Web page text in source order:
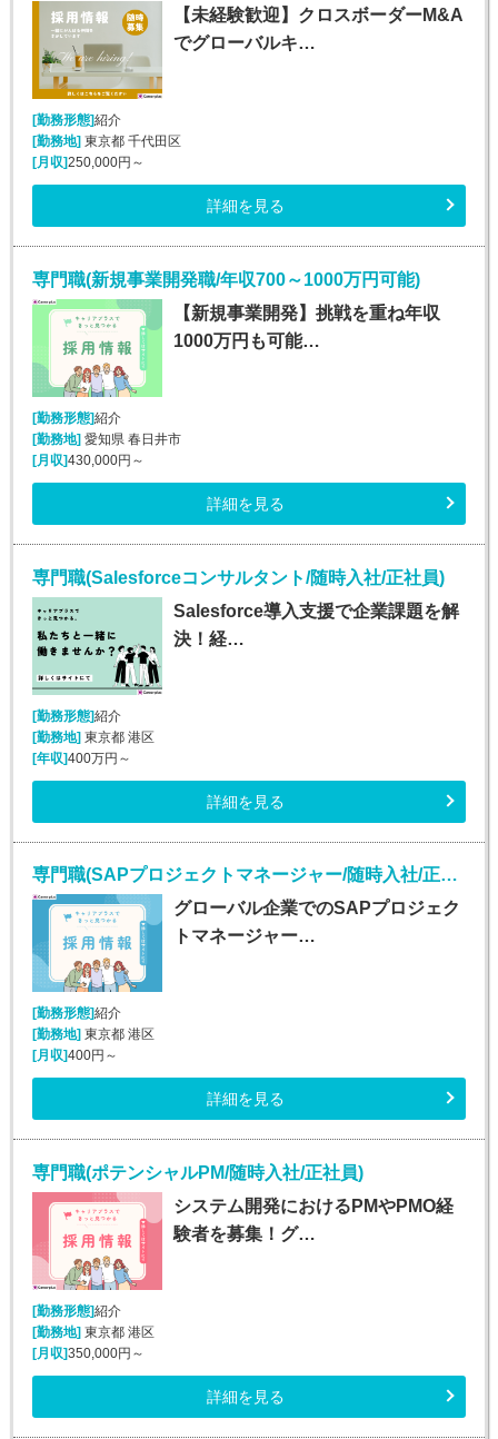
【未経験歓迎】クロスボーダーM&A
でグローバルキ…
[勤務形態]紹介
[勤務地] 東京都 千代田区
[月収]250,000円～
詳細を見る
専門職(新規事業開発職/年収700～1000万円可能)
【新規事業開発】挑戦を重ね年収
1000万円も可能…
[勤務形態]紹介
[勤務地] 愛知県 春日井市
[月収]430,000円～
詳細を見る
専門職(Salesforceコンサルタント/随時入社/正社員)
Salesforce導入支援で企業課題を解
決！経…
[勤務形態]紹介
[勤務地]東京都 港区
[年収]400万円～
詳細を見る
専門職(SAPプロジェクトマネージャー/随時入社/正社員)
グローバル企業でのSAPプロジェク
トマネージャー…
[勤務形態]紹介
[勤務地] 東京都 港区
[月収]400円～
詳細を見る
専門職(ポテンシャルPM/随時入社/正社員)
システム開発におけるPMやPMO経
験者を募集！グ…
[勤務形態]紹介
[勤務地] 東京都 港区
[月収]350,000円～
詳細を見る